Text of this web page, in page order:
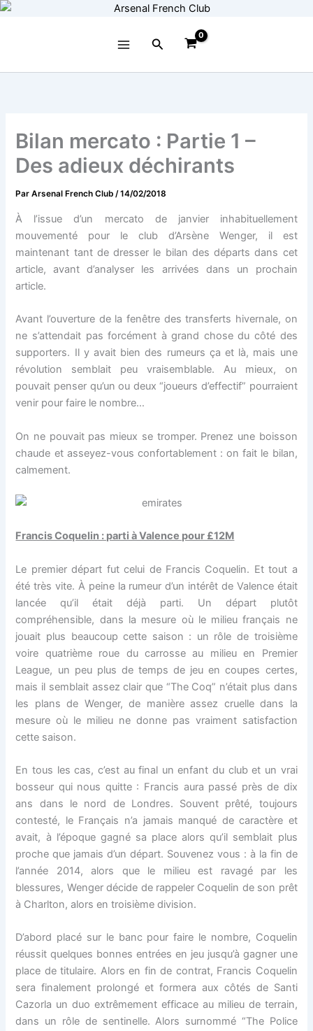
Aller
Rechercher
Bilan mercato : Partie 1 –
Des adieux déchirants
ParArsenal French Club/14/02/2018
À l’issue d’un mercato de janvier inhabituellement
mouvementé pour le club d’Arsène Wenger, il est
maintenant tant de dresser le bilan des départs dans cet
article, avant d’analyser les arrivées dans un prochain
article.
Avant l’ouverture de la fenêtre des transferts hivernale, on
ne s’attendait pas forcément à grand chose du côté des
supporters. Il y avait bien des rumeurs ça et là, mais une
révolution semblait peu vraisemblable. Au mieux, on
pouvait penser qu’un ou deux “joueurs d’effectif” pourraient
venir pour faire le nombre…
On ne pouvait pas mieux se tromper. Prenez une boisson
chaude et asseyez-vous confortablement : on fait le bilan,
calmement.
Francis Coquelin : parti à Valence pour £12M
Le premier départ fut celui de Francis Coquelin. Et tout a
été très vite. À peine la rumeur d’un intérêt de Valence était
lancée qu’il était déjà parti. Un départ plutôt
compréhensible, dans la mesure où le milieu français ne
jouait plus beaucoup cette saison : un rôle de troisième
voire quatrième roue du carrosse au milieu en Premier
League, un peu plus de temps de jeu en coupes certes,
mais il semblait assez clair que “The Coq” n’était plus dans
les plans de Wenger, de manière assez cruelle dans la
mesure où le milieu ne donne pas vraiment satisfaction
cette saison.
En tous les cas, c’est au final un enfant du club et un vrai
bosseur qui nous quitte : Francis aura passé près de dix
ans dans le nord de Londres. Souvent prêté, toujours
contesté, le Français n’a jamais manqué de caractère et
avait, à l’époque gagné sa place alors qu’il semblait plus
proche que jamais d’un départ. Souvenez vous : à la fin de
l’année 2014, alors que le milieu est ravagé par les
blessures, Wenger décide de rappeler Coquelin de son prêt
à Charlton, alors en troisième division.
D’abord placé sur le banc pour faire le nombre, Coquelin
réussit quelques bonnes entrées en jeu jusqu’à gagner une
place de titulaire. Alors en fin de contrat, Francis Coquelin
sera finalement prolongé et formera aux côtés de Santi
Cazorla un duo extrêmement efficace au milieu de terrain,
dans un rôle de sentinelle. Alors surnommé “The Police